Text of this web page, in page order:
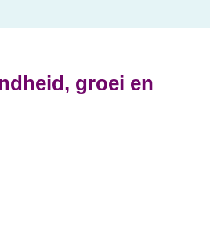
groei en